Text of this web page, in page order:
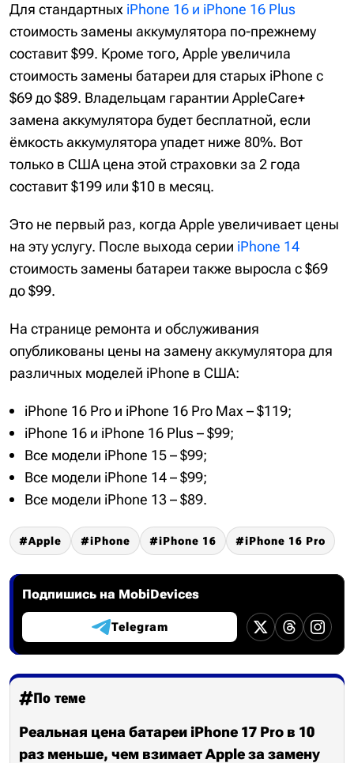
Для стандартных iPhone 16 и iPhone 16 Plus
стоимость замены аккумулятора по-прежнему
составит $99. Кроме того, Apple увеличила
стоимость замены батареи для старых iPhone с
$69 до $89. Владельцам гарантии AppleCare+
замена аккумулятора будет бесплатной, если
ёмкость аккумулятора упадет ниже 80%. Вот
только в США цена этой страховки за 2 года
составит $199 или $10 в месяц.
Это не первый раз, когда Apple увеличивает цены
на эту услугу. После выхода серии iPhone 14
стоимость замены батареи также выросла с $69
до $99.
На странице ремонта и обслуживания
опубликованы цены на замену аккумулятора для
различных моделей iPhone в США:
iPhone 16 Pro и iPhone 16 Pro Max – $119;
iPhone 16 и iPhone 16 Plus – $99;
Все модели iPhone 15 – $99;
Все модели iPhone 14 – $99;
Все модели iPhone 13 – $89.
Apple iPhone iPhone 16 iPhone 16 Pro
Подпишись на MobiDevices
Telegram
По теме
Реальная цена батареи iPhone 17 Pro в 10
раз меньше, чем взимает Apple за замену